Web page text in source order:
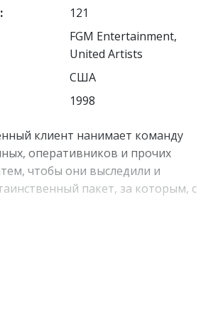
121
FGM Entertainment,
United Artists
США
1998
клиент нанимает команду
оперативников и прочих
чтобы они выследили и
пакет, за которым, с
ирландцы, а с другой –